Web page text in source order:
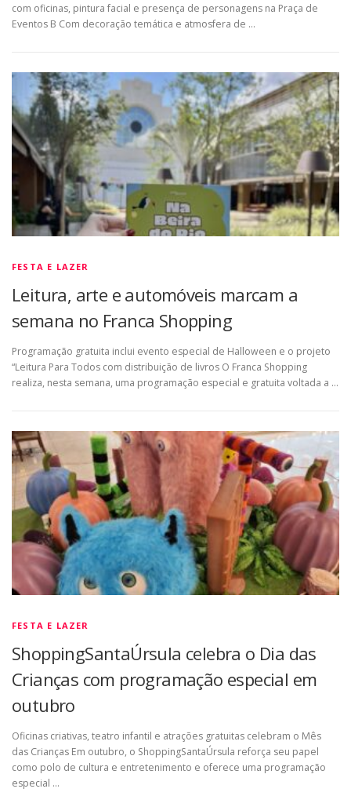
com oficinas, pintura facial e presença de personagens na Praça de
Eventos B Com decoração temática e atmosfera de …
FESTA E LAZER
Leitura, arte e automóveis marcam a
semana no Franca Shopping
Programação gratuita inclui evento especial de Halloween e o projeto
“Leitura Para Todos com distribuição de livros O Franca Shopping
realiza, nesta semana, uma programação especial e gratuita voltada a …
FESTA E LAZER
ShoppingSantaÚrsula celebra o Dia das
Crianças com programação especial em
outubro
Oficinas criativas, teatro infantil e atrações gratuitas celebram o Mês
das Crianças Em outubro, o ShoppingSantaÚrsula reforça seu papel
como polo de cultura e entretenimento e oferece uma programação
especial …